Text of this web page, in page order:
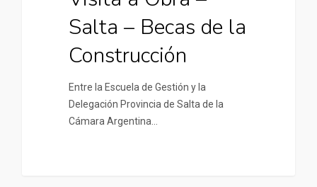
Salta – Becas de la
Construcción
Entre la Escuela de Gestión y la
Delegación Provincia de Salta de la
Cámara Argentina…